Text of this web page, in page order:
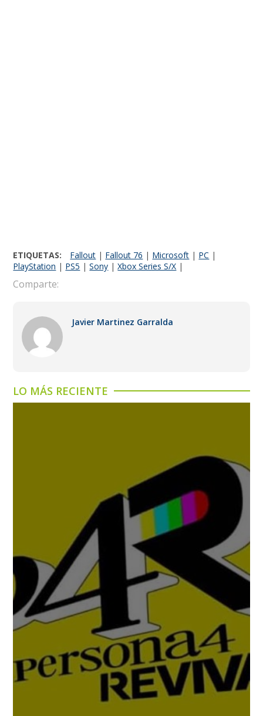
ETIQUETAS: Fallout | Fallout 76 | Microsoft | PC |
PlayStation | PS5 |Sony |Xbox Series S/X |
Comparte:
Javier Martinez Garralda
LO MÁS RECIENTE